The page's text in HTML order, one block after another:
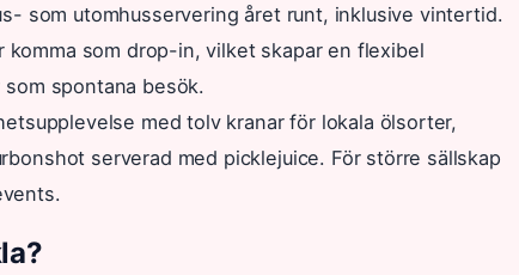
som utomhusservering året runt, inklusive vintertid.
som drop-in, vilket skapar en flexibel
spontana besök.
med tolv kranar för lokala ölsorter,
serverad med picklejuice. För större sällskap